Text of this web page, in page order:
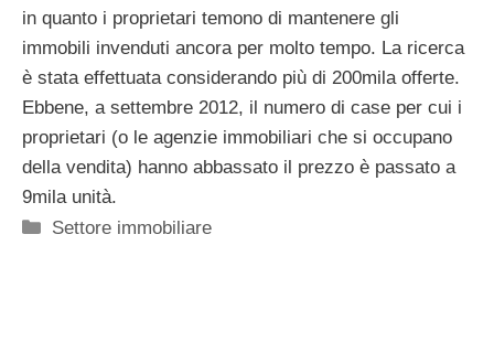
in quanto i proprietari temono di mantenere gli
immobili invenduti ancora per molto tempo. La ricerca
è stata effettuata considerando più di 200mila offerte.
Ebbene, a settembre 2012, il numero di case per cui i
proprietari (o le agenzie immobiliari che si occupano
della vendita) hanno abbassato il prezzo è passato a
9mila unità.
Categorie
Settore immobiliare